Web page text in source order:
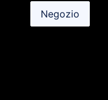
Negozio